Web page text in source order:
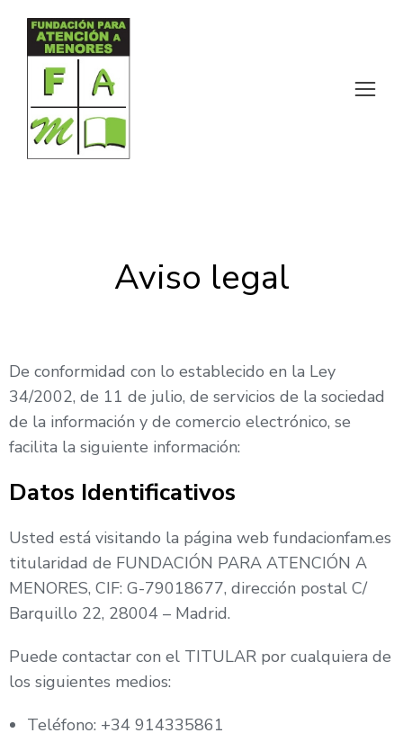
Aviso legal
De conformidad con lo establecido en la Ley
34/2002, de 11 de julio, de servicios de la sociedad
de la información y de comercio electrónico, se
facilita la siguiente información:
Datos Identificativos
Usted está visitando la página web fundacionfam.es
titularidad de FUNDACIÓN PARA ATENCIÓN A
MENORES, CIF: G-79018677, dirección postal C/
Barquillo 22, 28004 – Madrid.
Puede contactar con el TITULAR por cualquiera de
los siguientes medios:
Teléfono: +34 914335861